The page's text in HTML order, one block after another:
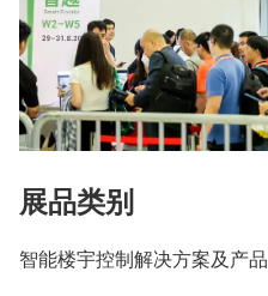
展品类别
智能楼宇控制解决方案及产品